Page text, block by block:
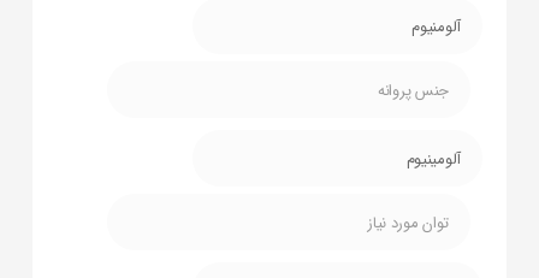
آلومنیوم
جنس پروانه
آلومینیوم
توان مورد نیاز